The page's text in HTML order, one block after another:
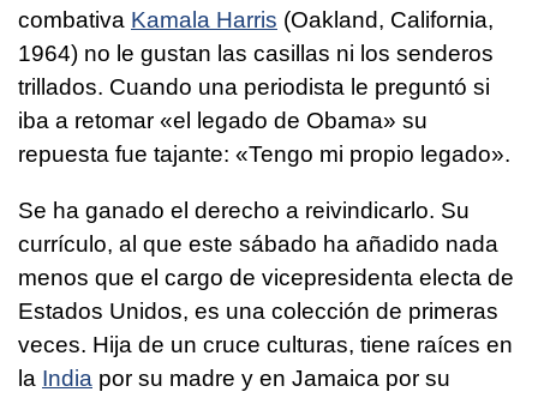
combativa Kamala Harris (Oakland, California,
1964) no le gustan las casillas ni los senderos
trillados. Cuando una periodista le preguntó si
iba a retomar «el legado de Obama» su
repuesta fue tajante: «Tengo mi propio legado».
Se ha ganado el derecho a reivindicarlo. Su
currículo, al que este sábado ha añadido nada
menos que el cargo de vicepresidenta electa de
Estados Unidos, es una colección de primeras
veces. Hija de un cruce culturas, tiene raíces en
la India por su madre y en Jamaica por su